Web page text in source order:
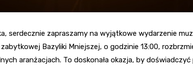
serdecznie zapraszamy na wyjątkowe wydarzenie
Bazyliki Mniejszej, o godzinie 13:00,
aranżacjach. To doskonała okazja, by doświadczyć